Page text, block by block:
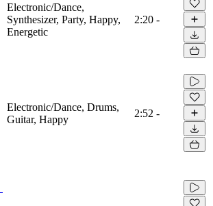
Electronic/Dance,
Synthesizer, Party, Happy,
Energetic
2:20 -
Electronic/Dance, Drums,
Guitar, Happy
2:52 -